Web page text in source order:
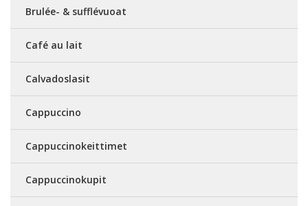
Brulée- & sufflévuoat
Café au lait
Calvadoslasit
Cappuccino
Cappuccinokeittimet
Cappuccinokupit